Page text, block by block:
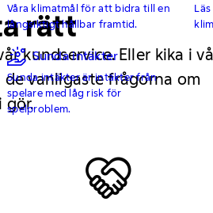
Våra klimatmål för att bidra till en
långsiktigt hållbar framtid.
Sunda intäkter
Sunda intäkter är intäkter från
spelare med låg risk för
spelproblem.
rätt
kundservice. Eller kika i
de vanligaste frågorna om
gör.